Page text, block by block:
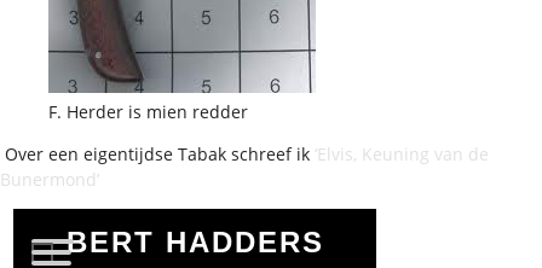
F. Herder is mien redder
Over een eigentijdse Tabak schreef ik ‘Elvis, Keuning van de
Bunermond’